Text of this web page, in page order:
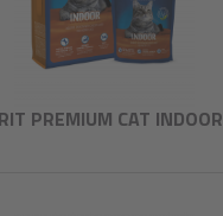
PREMIUM CAT INDOOR